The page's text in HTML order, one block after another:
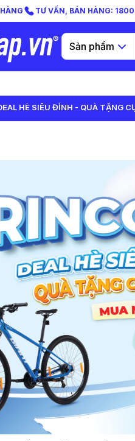
TƯ VẤN, BÁN HÀNG:
Sản phẩm
HÈ SIÊU ĐỈNH - QUÀ TẶNG